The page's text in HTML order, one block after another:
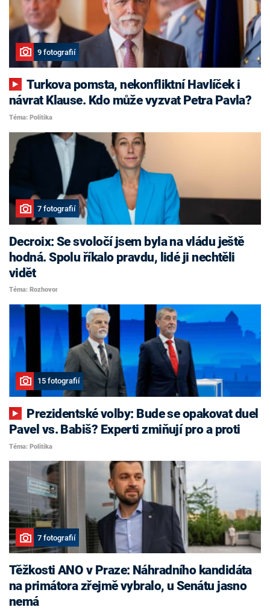
9 fotografií
Turkova pomsta, nekonfliktní Havlíček i
návrat Klause. Kdo může vyzvat Petra Pavla?
Téma: Politika
7 fotografií
Decroix: Se svoločí jsem byla na vládu ještě
hodná. Spolu říkalo pravdu, lidé ji nechtěli
vidět
Téma: Rozhovor
15 fotografií
Pavel vs. Babiš? Experti zmiňují pro a proti
Téma: Politika
7 fotografií
Těžkosti ANO v Praze: Náhradního kandidáta
na primátora zřejmě vybralo, u Senátu jasno
nemá